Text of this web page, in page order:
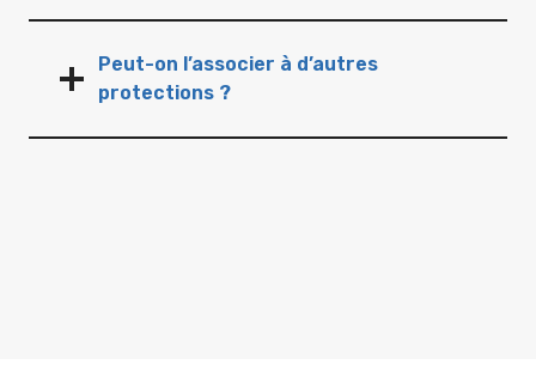
Peut-on l’associer à d’autres
protections ?